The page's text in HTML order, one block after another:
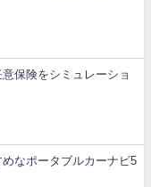
保険をシミュレーショ
なポータブルカーナビ5